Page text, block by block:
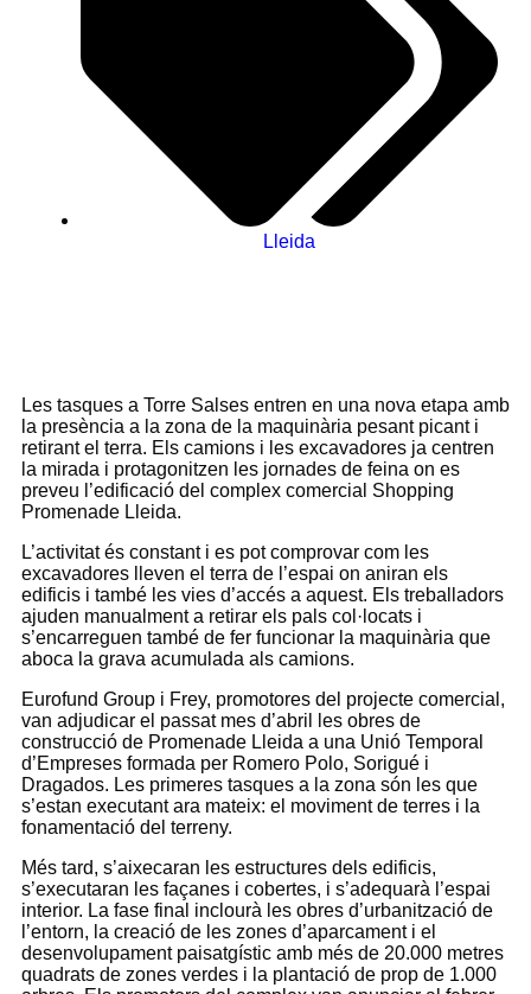
Lleida
Les tasques a Torre Salses entren en una nova etapa amb
la presència a la zona de la maquinària pesant picant i
retirant el terra. Els camions i les excavadores ja centren
la mirada i protagonitzen les jornades de feina on es
preveu l’edificació del complex comercial Shopping
Promenade Lleida.
L’activitat és constant i es pot comprovar com les
excavadores lleven el terra de l’espai on aniran els
edificis i també les vies d’accés a aquest. Els treballadors
ajuden manualment a retirar els pals col·locats i
s’encarreguen també de fer funcionar la maquinària que
aboca la grava acumulada als camions.
Eurofund Group i Frey, promotores del projecte comercial,
van adjudicar el passat mes d’abril les obres de
construcció de Promenade Lleida a una Unió Temporal
d’Empreses formada per Romero Polo, Sorigué i
Dragados. Les primeres tasques a la zona són les que
s’estan executant ara mateix: el moviment de terres i la
fonamentació del terreny.
Més tard, s’aixecaran les estructures dels edificis,
s’executaran les façanes i cobertes, i s’adequarà l’espai
interior. La fase final inclourà les obres d’urbanització de
l’entorn, la creació de les zones d’aparcament i el
desenvolupament paisatgístic amb més de 20.000 metres
quadrats de zones verdes i la plantació de prop de 1.000